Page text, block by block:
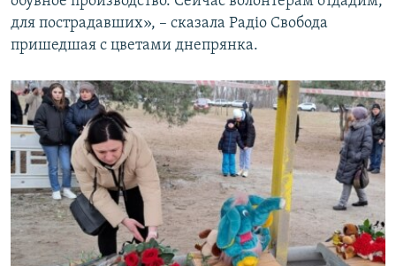
для пострадавших», – сказала Радіо Свобода
пришедшая с цветами днепрянка.